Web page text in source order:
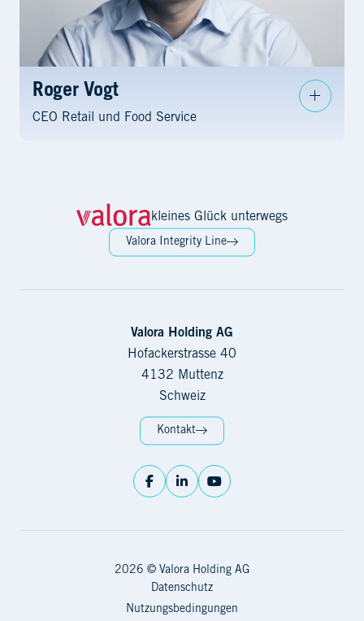
Roger Vogt
CEO Retail und Food Service
kleines Glück unterwegs
Valora Integrity Line
Valora Holding AG
Hofackerstrasse 40
4132 Muttenz
Schweiz
Kontakt
2026 © Valora Holding AG
Datenschutz
Nutzungsbedingungen